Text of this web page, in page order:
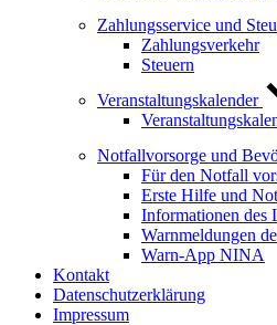
Zahlungsservice und
Zahlungsverkehr
Steuern
Veranstaltungskalender
Notfallvorsorge und
Für den Notfall
Erste Hilfe und
Informationen des
Warnmeldungen
Warn-App NINA
Kontakt
Datenschutzerklärung
Impressum